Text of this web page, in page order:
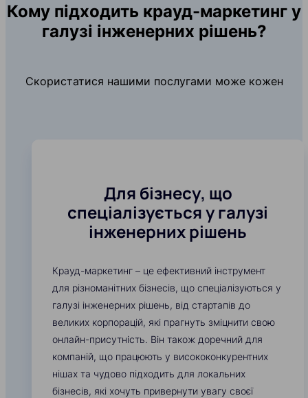
Кому підходить крауд-маркетинг у
галузі інженерних рішень?
Скористатися нашими послугами може кожен
Для бізнесу, що
спеціалізується у галузі
інженерних рішень
Крауд-маркетинг – це ефективний інструмент
для різноманітних бізнесів, що спеціалізуються у
галузі інженерних рішень, від стартапів до
великих корпорацій, які прагнуть зміцнити свою
онлайн-присутність. Він також доречний для
компаній, що працюють у висококонкурентних
нішах та чудово підходить для локальних
бізнесів, які хочуть привернути увагу своєї